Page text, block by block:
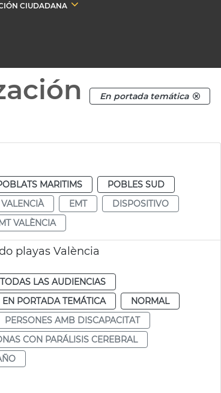
CIUDADANA
En portada temática
MARITIMS
POBLES SUD
VALENCIÀ EMT
DISPOSITIVO
VALÈNCIA
playas València
TODAS LAS AUDIENCIAS
EN PORTADA TEMÁTICA
NORMAL
PERSONES AMB DISCAPACITAT
CON PARÁLISIS CEREBRAL